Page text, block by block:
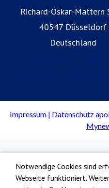
Notwendige Cookies sind
Webseite funktioniert.
Richard-Oskar-Mattern
40547 Düsseldorf
Deutschland